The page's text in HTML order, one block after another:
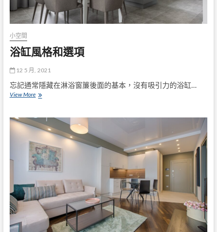
小空間
浴缸風格和選項
12 5 月, 2021
忘記通常隱藏在淋浴窗簾後面的基本，沒有吸引力的浴缸…
View More浴
格
和
項